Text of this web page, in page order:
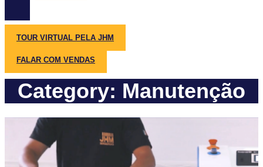
TOUR VIRTUAL PELA JHM
FALAR COM VENDAS
Category: Manutenção